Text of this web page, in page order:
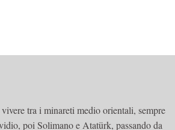
tra i minareti medio orientali, sempre
poi Solimano e Atatürk, passando da